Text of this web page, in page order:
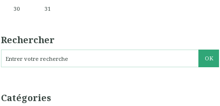
30
31
Rechercher
Catégories